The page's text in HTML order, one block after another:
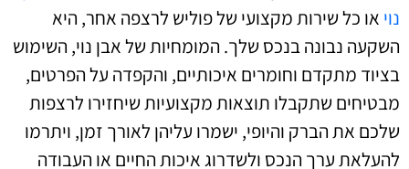
נוי או כל שירות מקצועי של פוליש לרצפה אחר, היא
השקעה נבונה בנכס שלך. המומחיות של אבן נוי, השימוש
בציוד מתקדם וחומרים איכותיים, והקפדה על הפרטים,
מבטיחים שתקבלו תוצאות מקצועיות שיחזירו לרצפות
שלכם את הברק והיופי, ישמרו עליהן לאורך זמן, ויתרמו
להעלאת ערך הנכס ולשדרוג איכות החיים או העבודה